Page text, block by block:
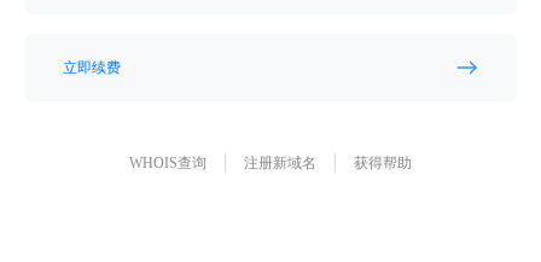
立即续费
WHOIS查询 注册新域名 获得帮助